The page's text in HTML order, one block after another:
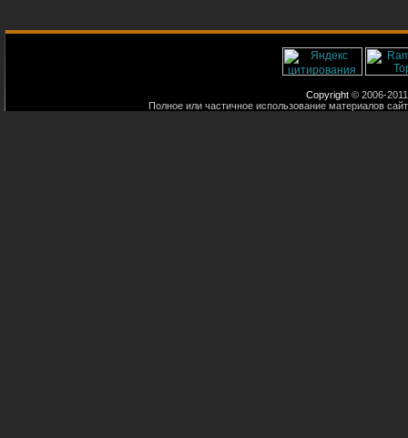
Copyright © 2006-
Полное или частичное использование материалов